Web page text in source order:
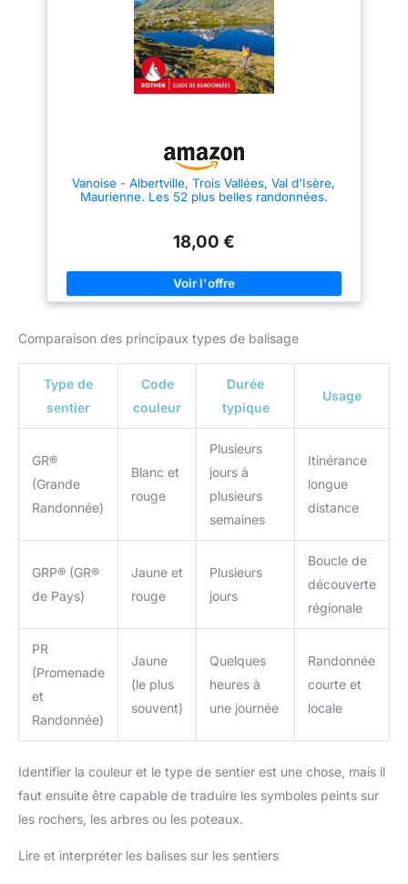
Vanoise - Albertville, Trois Vallées, Val d'Isère,
Maurienne. Les 52 plus belles randonnées.
18,00 €
Comparaison des principaux types de balisage
Type de
sentier
Code
couleur
Durée
typique
Usage
GR®
(Grande
Randonnée)
Blanc et
rouge
Plusieurs
jours à
plusieurs
semaines
Itinérance
longue
distance
GRP® (GR®
de Pays)
Jaune et
rouge
Plusieurs
jours
Boucle de
découverte
régionale
PR
(Promenade
et
Randonnée)
Jaune
(le plus
souvent)
Quelques
heures à
une journée
Randonnée
courte et
locale
Identifier la couleur et le type de sentier est une chose, mais il
faut ensuite être capable de traduire les symboles peints sur
les rochers, les arbres ou les poteaux.
Lire et interpréter les balises sur les sentiers